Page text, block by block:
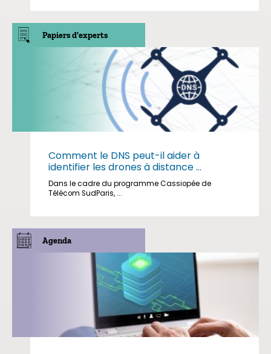
Papiers d'experts
Comment le DNS peut-il aider à
identifier les drones à distance ...
Dans le cadre du programme Cassiopée de
Télécom SudParis, ...
Agenda